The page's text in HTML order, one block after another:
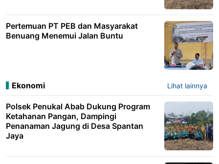
Pertemuan PT PEB dan Masyarakat
Benuang Menemui Jalan Buntu
Ekonomi Lihat lainnya
Polsek Penukal Abab Dukung Program
Ketahanan Pangan, Dampingi
Penanaman Jagung di Desa Spantan
Jaya